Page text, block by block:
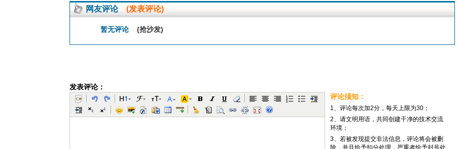
网友评论 (发表评论)
暂无评论 (抢沙发)
发表评论：
评论须知：
1、评论每次加2分，每天上限为30；
2、请文明用语，共同创建干净的技术交流
环境；
3、若被发现提交非法信息，评论将会被删
除，并且给予扣分处理，严重者给予封号处